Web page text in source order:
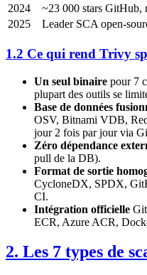
2024
~23 000 stars GitHub,
2025
Leader SCA open-
1.2 Ce qui rend Trivy
Un seul binaire pour 7
plupart des outils se
Base de données
OSV, Bitnami VDB,
jour 2 fois par jour via
Zéro dépendance
pull de la DB).
Format de sortie
CycloneDX, SPDX,
CI.
Intégration officielle
ECR, Azure ACR,
2. Les 7 types de